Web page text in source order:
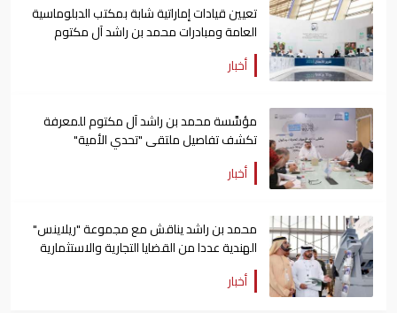
تعيين قيادات إماراتية شابة بمكتب الدبلوماسية
العامة ومبادرات محمد بن راشد آل مكتوم
العالمية
أخبار
مؤسَّسة محمد بن راشد آل مكتوم للمعرفة
تكشف تفاصيل ملتقى "تحدي الأمية"
أخبار
محمد بن راشد يناقش مع مجموعة "ريلاينس"
الهندية عددا من القضايا التجارية والاستثمارية
أخبار